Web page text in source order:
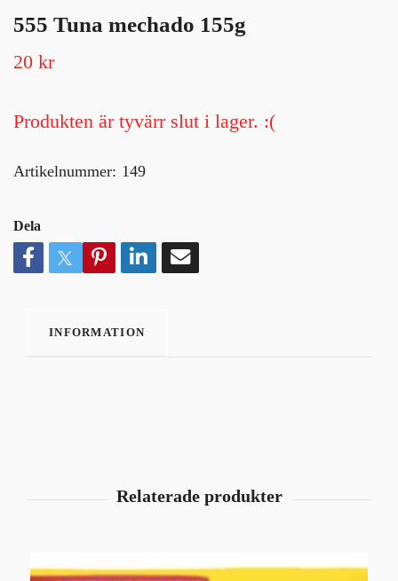
555 Tuna mechado 155g
20 kr
Produkten är tyvärr slut i lager. :(
Artikelnummer: 149
Dela
INFORMATION